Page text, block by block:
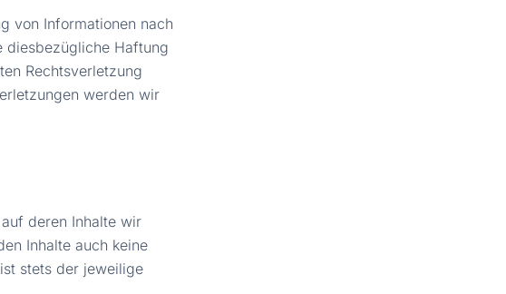
von Informationen nach
diesbezügliche Haftung
Rechtsverletzung
werden wir
deren Inhalte wir
Inhalte auch keine
stets der jeweilige